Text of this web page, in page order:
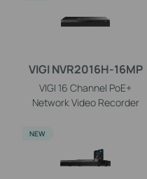
VIGI NVR2016H-16MP
VIGI 16 Channel PoE+
Network Video Recorder
NEW